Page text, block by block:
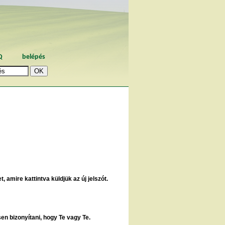
belépés
amire kattintva küldjük az új jelszót.
bizonyítani, hogy Te vagy Te.